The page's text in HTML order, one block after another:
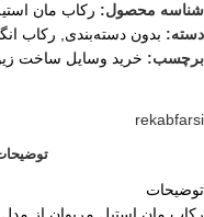
شناسه محصول: رکاب مان
دسته: بدون دسته‌بندی, رکاب
برچسب: خرید وسایل ساخت
rekabfarsi
توضیحات